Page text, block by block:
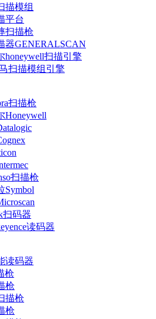
描模组
平台
扫描枪
器GENERALSCAN
honeywell扫描引擎
扫描模组引擎
扫描枪
Honeywell
扫描枪
Symbol
扫码器
读码器
读码器
枪
枪
描枪
枪